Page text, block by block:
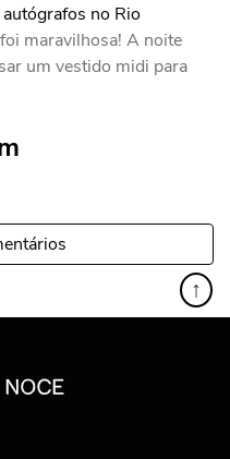
no Rio
maravilhosa! A noite
um vestido midi para
↑